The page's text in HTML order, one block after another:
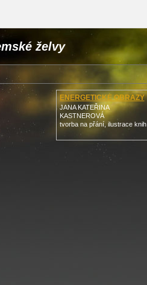
želvy
ENERGETICKÉ OBRAZY
JANA KATEŘINA
KASTNEROVÁ
tvorba na přání, ilustrace knih